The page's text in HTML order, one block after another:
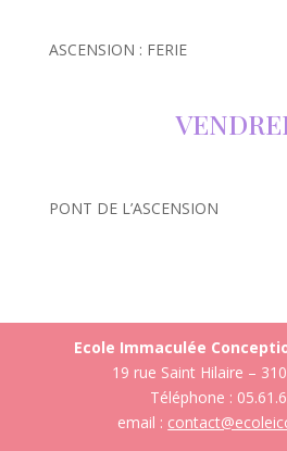
ASCENSION : FERIE
PONT DE L’ASCENSION
Ecole Immaculée
19 rue Saint Hilaire –
Téléphone :
email :